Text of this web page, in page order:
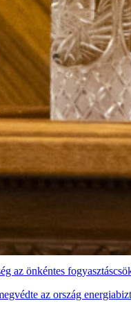
az önkéntes
az ország